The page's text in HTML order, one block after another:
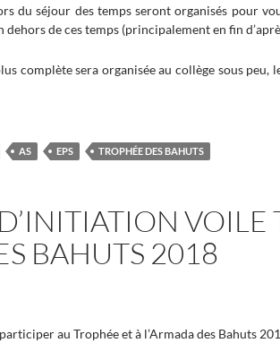
du séjour des temps seront organisés pour
dehors de ces temps (principalement en fin
complète sera organisée au collège sous peu,
AS EPS TROPHÉE DES BAHUTS
VOILE
BAHUTS 2018
au Trophée et à l’Armada des Bahuts